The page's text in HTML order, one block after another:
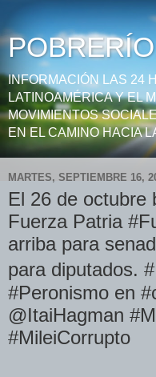
INFORMACIÓN LAS 24
LATINOAMÉRICA Y EL
MOVIMIENTOS
EN EL CAMINO HACIA
MARTES, SEPTIEMBRE 16,
El 26 de octubre
Fuerza Patria
arriba para
para diputados.
#Peronismo en
@ItaiHagman
#MileiCorrupto